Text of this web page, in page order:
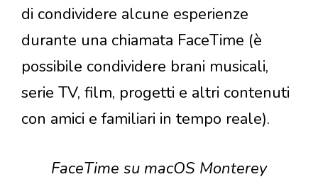
di condividere alcune esperienze
durante una chiamata FaceTime (è
possibile condividere brani musicali,
serie TV, film, progetti e altri contenuti
con amici e familiari in tempo reale).
FaceTime su macOS Monterey